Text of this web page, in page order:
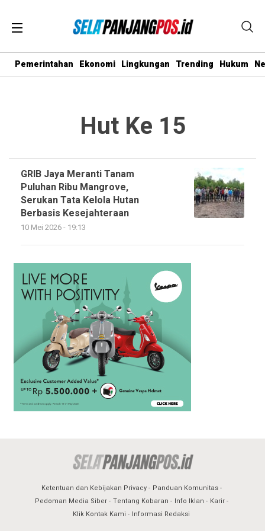
Pemerintahan Ekonomi Lingkungan Trending Hukum
Hut Ke 15
GRIB Jaya Meranti Tanam
Puluhan Ribu Mangrove,
Serukan Tata Kelola Hutan
Berbasis Kesejahteraan
10 Mei 2026 - 19:13
Ketentuan dan Kebijakan Privacy
Panduan Komunitas
Pedoman Media Siber
Tentang Kobaran Info Iklan
Karir
Klik Kontak Kami
Informasi Redaksi